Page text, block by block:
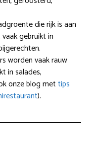
die rijk is aan
gebruikt in
worden vaak rauw
in salades,
onze blog mettips
).